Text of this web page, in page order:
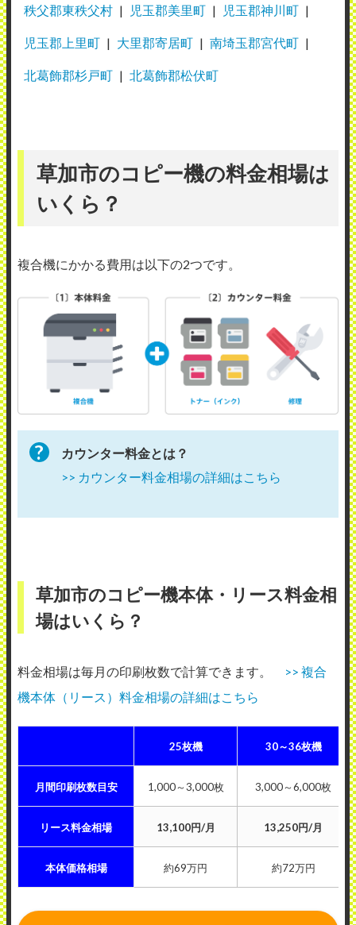
秩父郡東秩父村 児玉郡美里町 児玉郡神川町
児玉郡上里町 大里郡寄居町 南埼玉郡宮代町
北葛飾郡杉戸町 北葛飾郡松伏町
草加市のコピー機の料金相場は
いくら？
複合機にかかる費用は以下の2つです。
カウンター料金とは？
>> カウンター料金相場の詳細はこちら
草加市のコピー機本体・リース料金相
場はいくら？
料金相場は毎月の印刷枚数で計算できます。
>> 複合
機本体（リース）料金相場の詳細はこちら
25枚機 30～36枚機
月間印刷枚数目安 1,000～3,000枚 3,000～6,000枚
リース料金相場 13,100円/月 13,250円/月
本体価格相場 約69万円 約72万円